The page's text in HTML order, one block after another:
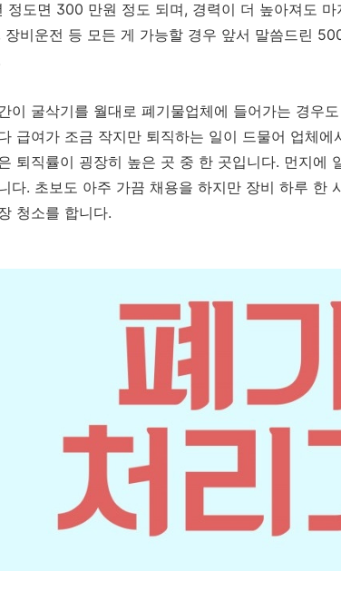
정도면 300 만원 정도 되며, 경력이 더 높아져도
장비운전 등 모든 게 가능할 경우 앞서 말씀드린
이 굴삭기를 월대로 폐기물업체에 들어가는 경우
급여가 조금 작지만 퇴직하는 일이 드물어 업체
퇴직률이 굉장히 높은 곳 중 한 곳입니다. 먼지에
다. 초보도 아주 가끔 채용을 하지만 장비 하루 한
청소를 합니다.